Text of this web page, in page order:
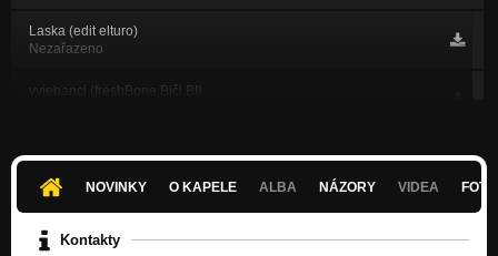
Laska (edit elturo)
Nezařazeno
vyjebanci (freshBone,Biči BI)
MaJk Bejbe Bez tebe to dal Nejde
Nezařazeno
NOVINKY O KAPELE ALBA NÁZORY VIDEA
Kontakty